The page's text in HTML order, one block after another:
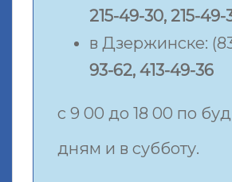
215-49-30, 215-49-
в Дзержинске:
93-62, 413-49-36
с 9 00 до 18 00 по
дням и в субботу.